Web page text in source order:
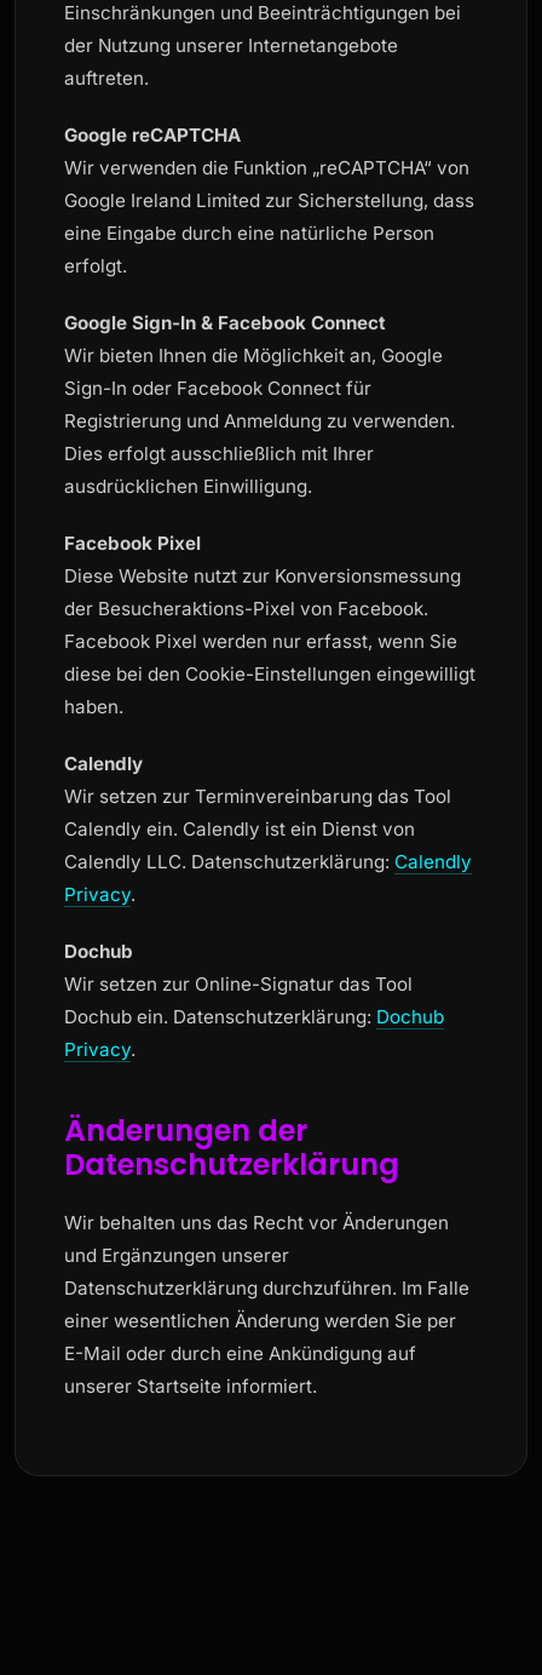
Einschränkungen und Beeinträchtigungen bei
der Nutzung unserer Internetangebote
auftreten.
Google reCAPTCHA
Wir verwenden die Funktion „reCAPTCHA“ von
Google Ireland Limited zur Sicherstellung, dass
eine Eingabe durch eine natürliche Person
erfolgt.
Google Sign-In & Facebook Connect
Wir bieten Ihnen die Möglichkeit an, Google
Sign-In oder Facebook Connect für
Registrierung und Anmeldung zu verwenden.
Dies erfolgt ausschließlich mit Ihrer
ausdrücklichen Einwilligung.
Facebook Pixel
Diese Website nutzt zur Konversionsmessung
der Besucheraktions-Pixel von Facebook.
Facebook Pixel werden nur erfasst, wenn Sie
diese bei den Cookie-Einstellungen eingewilligt
haben.
Calendly
Wir setzen zur Terminvereinbarung das Tool
Calendly ein. Calendly ist ein Dienst von
Calendly LLC. Datenschutzerklärung: Calendly
Privacy.
Dochub
Wir setzen zur Online-Signatur das Tool
Dochub ein. Datenschutzerklärung: Dochub
Privacy.
Änderungen der
Datenschutzerklärung
Wir behalten uns das Recht vor Änderungen
und Ergänzungen unserer
Datenschutzerklärung durchzuführen. Im Falle
einer wesentlichen Änderung werden Sie per
E-Mail oder durch eine Ankündigung auf
unserer Startseite informiert.